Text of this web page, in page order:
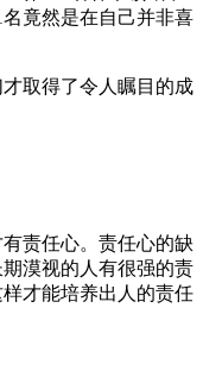
竟然是在自己并非喜
取得了令人瞩目的成
责任心。责任心的缺
漠视的人有很强的责
才能培养出人的责任